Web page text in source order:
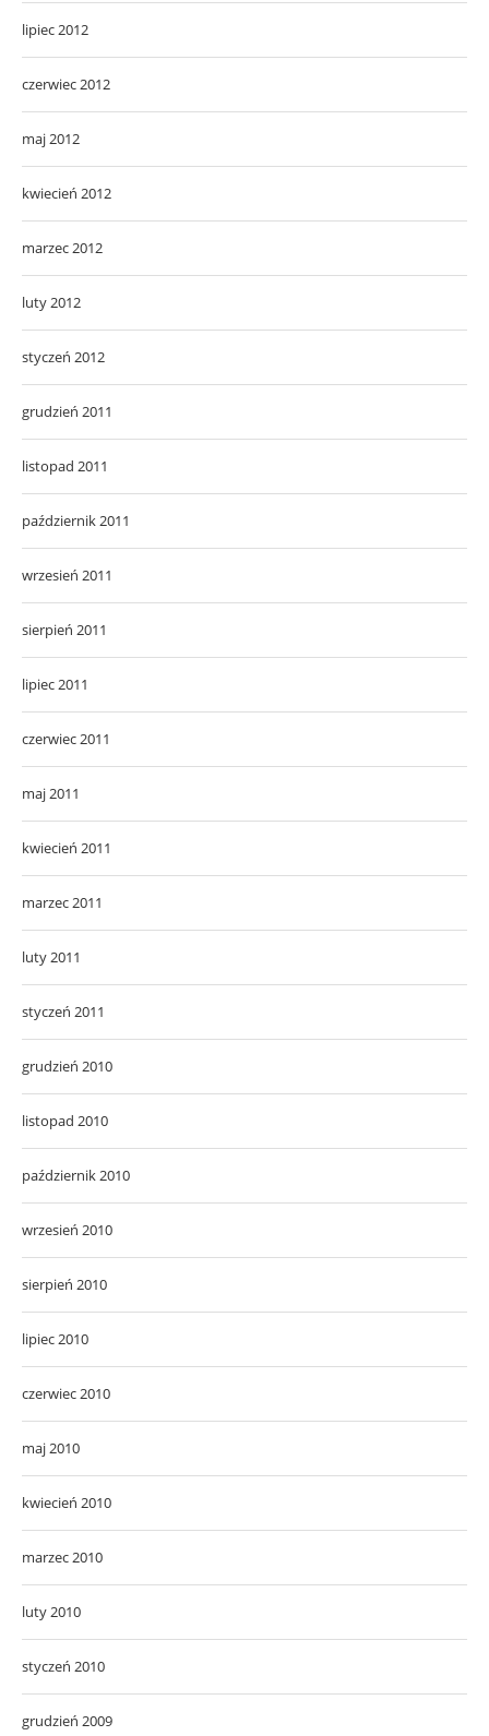
lipiec 2012
czerwiec 2012
maj 2012
kwiecień 2012
marzec 2012
luty 2012
styczeń 2012
grudzień 2011
listopad 2011
październik 2011
wrzesień 2011
sierpień 2011
lipiec 2011
czerwiec 2011
maj 2011
kwiecień 2011
marzec 2011
luty 2011
styczeń 2011
grudzień 2010
listopad 2010
październik 2010
wrzesień 2010
sierpień 2010
lipiec 2010
czerwiec 2010
maj 2010
kwiecień 2010
marzec 2010
luty 2010
styczeń 2010
grudzień 2009